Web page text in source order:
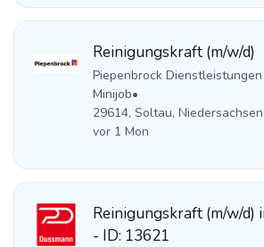
Reinigungskraft (m/w/d)
Piepenbrock Dienstleistungen
Minijob•
29614, Soltau,
vor 1 Mon
Reinigungskraft (m/w/d)
- ID: 13621